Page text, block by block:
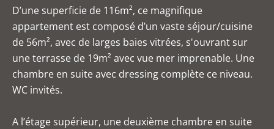
D’une superficie de 116m², ce magnifique
appartement est composé d’un vaste séjour/cuisine
de 56m², avec de larges baies vitrées, s'ouvrant sur
une terrasse de 19m² avec vue mer imprenable. Une
chambre en suite avec dressing complète ce niveau.
WC invités.
A l’étage supérieur, une deuxième chambre en suite